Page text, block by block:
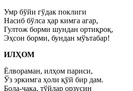
Умр бўйи гўдак поклиги
Насиб бўлса ҳар кимга агар,
Гултож борми шундан ортиқроқ,
Эҳсон борми, бундан мўътабар!
ИЛҲОМ
Ёлвораман, илҳом париси,
Ўз эркимга ҳоли қўй бир дам.
Бола-чақа, тўйлар орзусин